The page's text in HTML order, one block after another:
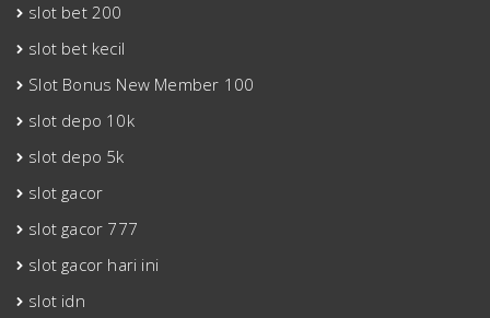
slot bet 200
slot bet kecil
Slot Bonus New Member 100
slot depo 10k
slot depo 5k
slot gacor
slot gacor 777
slot gacor hari ini
slot idn